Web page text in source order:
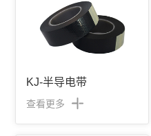
KJ-半导电带
查看更多